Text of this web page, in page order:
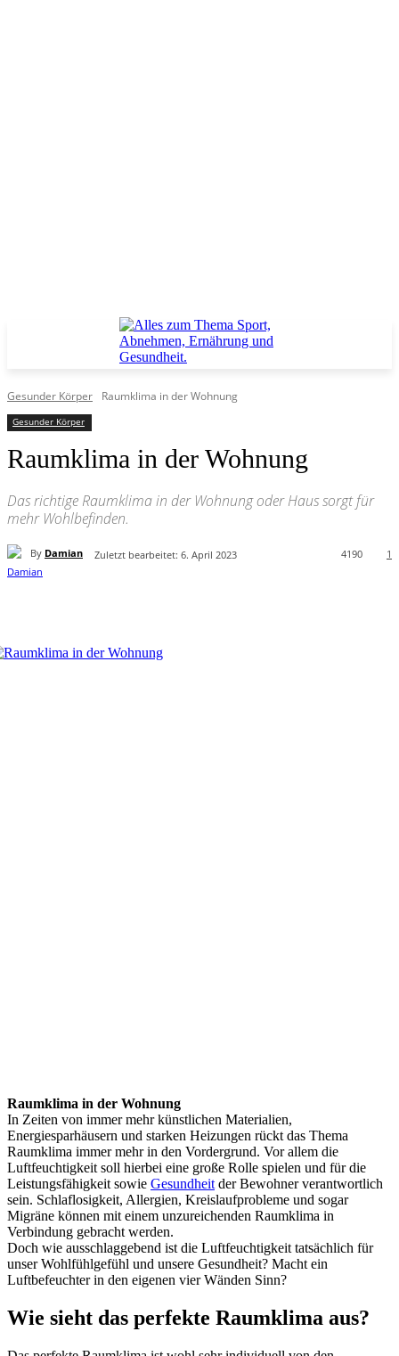
Gesunder Körper Raumklima in der Wohnung
Gesunder Körper
Raumklima in der Wohnung
Das richtige Raumklima in der Wohnung oder Haus sorgt für
mehr Wohlbefinden.
By Damian Zuletzt bearbeitet: 6. April 2023 1
4190
Raumklima in der Wohnung
In Zeiten von immer mehr künstlichen Materialien,
Energiesparhäusern und starken Heizungen rückt das Thema
Raumklima immer mehr in den Vordergrund. Vor allem die
Luftfeuchtigkeit soll hierbei eine große Rolle spielen und für die
Leistungsfähigkeit sowie Gesundheit der Bewohner verantwortlich
sein. Schlaflosigkeit, Allergien, Kreislaufprobleme und sogar
Migräne können mit einem unzureichenden Raumklima in
Verbindung gebracht werden.
Doch wie ausschlaggebend ist die Luftfeuchtigkeit tatsächlich für
unser Wohlfühlgefühl und unsere Gesundheit? Macht ein
Luftbefeuchter in den eigenen vier Wänden Sinn?
Wie sieht das perfekte Raumklima aus?